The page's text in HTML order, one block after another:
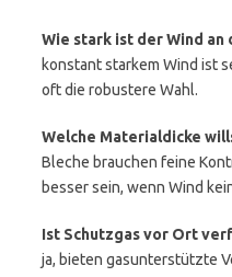
Wie stark ist der Wind an
konstant starkem Wind ist
oft die robustere Wahl.
Welche Materialdicke
Bleche brauchen feine
besser sein, wenn Wind
Ist Schutzgas vor Ort
ja, bieten gasunterstützte